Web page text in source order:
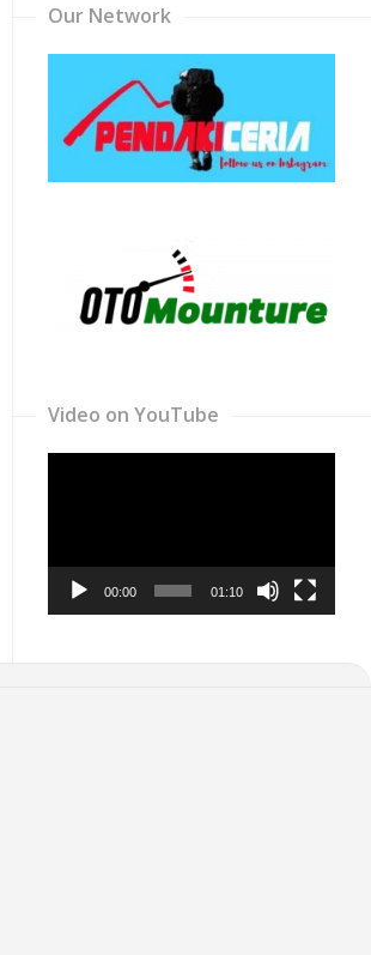
Our Network
Video on YouTube
00:00 01:10